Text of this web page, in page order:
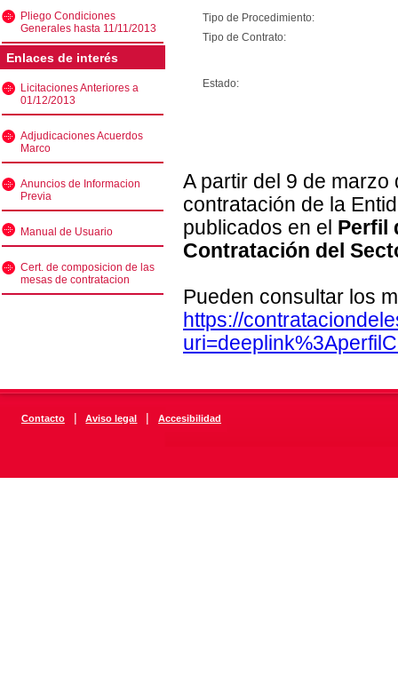
Pliego Condiciones
Generales hasta 11/11/2013
Enlaces de interés
Licitaciones Anteriores a
01/12/2013
Adjudicaciones Acuerdos
Marco
Anuncios de Informacion
Previa
Manual de Usuario
Cert. de composicion de las
mesas de contratacion
Tipo de Procedimiento:
Tipo de Contrato:
Estado:
A partir del 9 de
contratación de la
publicados en el Perfil
Contratación del
Pueden consultar los
https://
Contacto | Aviso legal | Accesibilidad